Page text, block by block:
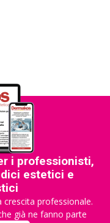
i professionisti,
estetici e
professionale.
già ne fanno parte